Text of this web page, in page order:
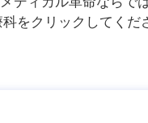
をクリックしてくだ